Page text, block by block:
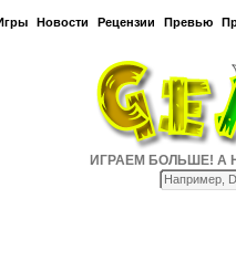
Новости Рецензии Превью
ИГРАЕМ БОЛЬШЕ! А